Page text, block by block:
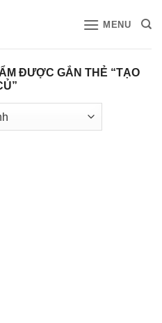
MENU
ĐƯỢC GẮN THẺ “TẠO